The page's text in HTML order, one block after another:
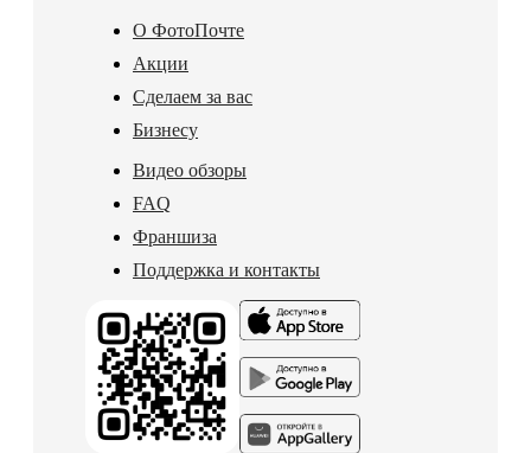
О ФотоПочте
Акции
Сделаем за вас
Бизнесу
Видео обзоры
FAQ
Франшиза
Поддержка и контакты